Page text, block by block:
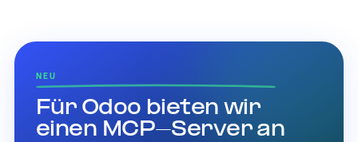
NEU
Für Odoo bieten wir
einen MCP-Server an